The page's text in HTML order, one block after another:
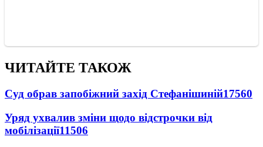
ЧИТАЙТЕ ТАКОЖ
Суд обрав запобіжний захід Стефанішиній17560
Уряд ухвалив зміни щодо відстрочки від
мобілізації11506